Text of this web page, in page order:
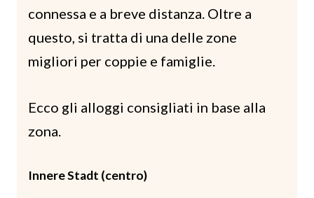
connessa e a breve distanza. Oltre a
questo, si tratta di una delle zone
migliori per coppie e famiglie.
Ecco gli alloggi consigliati in base alla
zona.
Innere Stadt (centro)